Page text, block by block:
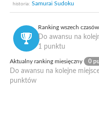
historia: Samurai Sudoku
Ranking wszech czasów
Do awansu na
1 punktu
Aktualny ranking miesięczny 0
Do awansu na kolejne
punktów